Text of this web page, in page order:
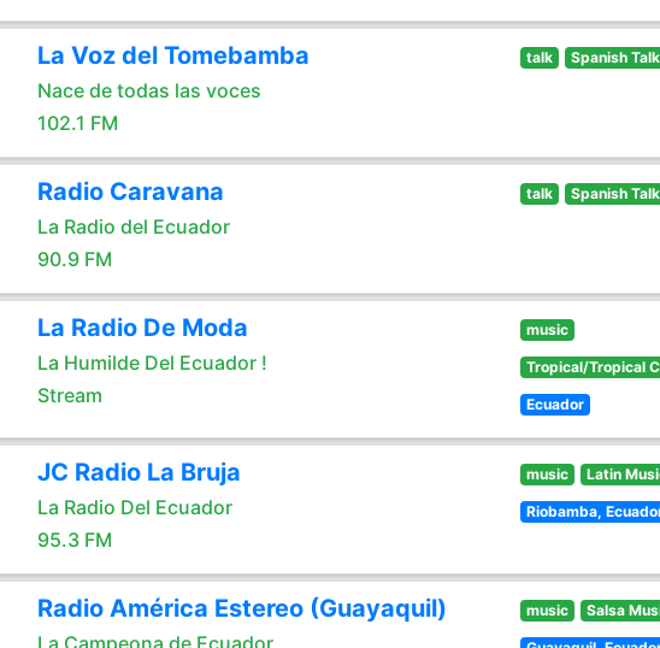
La Voz del Tomebamba
Nace de todas las voces
102.1 FM
talk Spanish Talk
Radio Caravana
La Radio del Ecuador
90.9 FM
talk Spanish Talk
La Radio De Moda
La Humilde Del Ecuador !
Stream
music
Tropical/Tropical
Ecuador
JC Radio La Bruja
La Radio Del Ecuador
95.3 FM
music Latin
Riobamba,
Radio América Estereo (Guayaquil)
La Campeona de Ecuador
music Salsa